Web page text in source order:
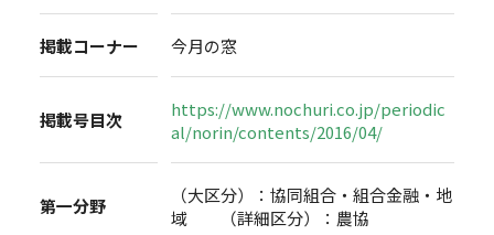
掲載コーナー 今月の窓
掲載号目次
https://www.nochuri.co.jp/periodic
al/norin/contents/2016/04/
第一分野
（大区分）：協同組合・組合金融・地
域 （詳細区分）：農協